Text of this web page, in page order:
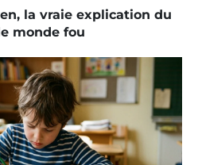
la vraie explication du
monde fou